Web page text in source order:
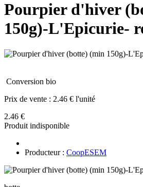
Pourpier d'hiver
150g)-L'Epicurie-
Conversion bio
Prix de vente : 2.46 € l'unité
2.46 €
Produit indisponible
Producteur : CoopESEM